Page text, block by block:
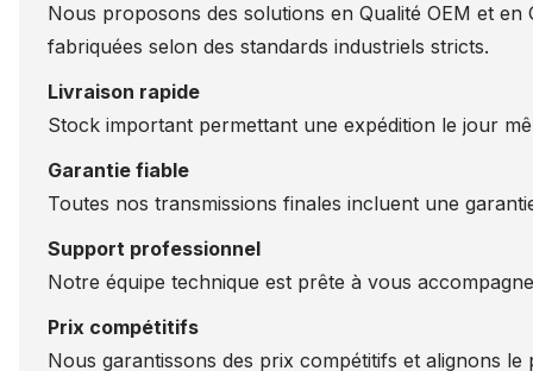
Nous proposons des solutions en Qualité OEM et
fabriquées selon des standards industriels stricts.
Livraison rapide
Stock important permettant une expédition le jour
Garantie fiable
Toutes nos transmissions finales incluent une
Support professionnel
Notre équipe technique est prête à vous
Prix compétitifs
Nous garantissons des prix compétitifs et alignons